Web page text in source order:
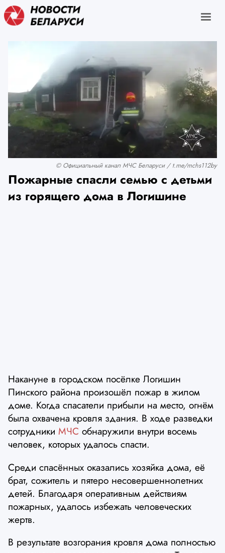
© Официальный канал МЧС Беларуси / t.me/mchs112by
Пожарные спасли семью с детьми
из горящего дома в Логишине
Накануне в городском посёлке Логишин
Пинского района произошёл пожар в жилом
доме. Когда спасатели прибыли на место, огнём
была охвачена кровля здания. В ходе разведки
сотрудники МЧС обнаружили внутри восемь
человек, которых удалось спасти.
Среди спасённых оказались хозяйка дома, её
брат, сожитель и пятеро несовершеннолетних
детей. Благодаря оперативным действиям
пожарных, удалось избежать человеческих
жертв.
В результате возгорания кровля дома полностью